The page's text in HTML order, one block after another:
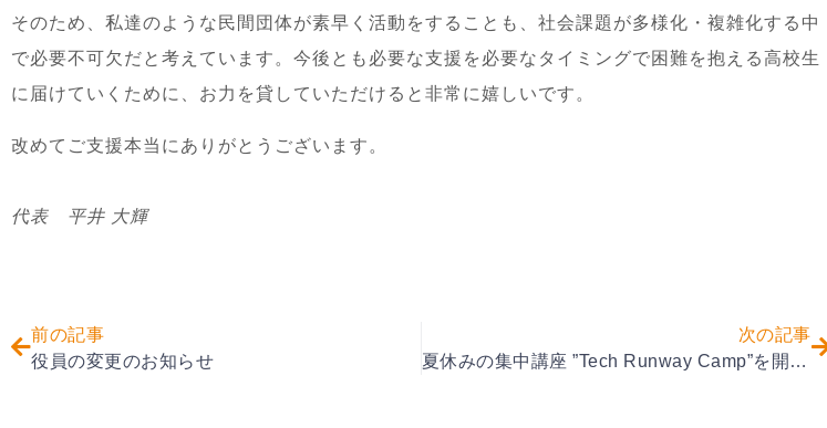
そのため、私達のような民間団体が素早く活動をすることも、社会課題が多様化・複雑化する中
で必要不可欠だと考えています。今後とも必要な支援を必要なタイミングで困難を抱える高校生
に届けていくために、お力を貸していただけると非常に嬉しいです。
改めてご支援本当にありがとうございます。
代表 平井 大輝
前の記事
役員の変更のお知らせ
次の記事
夏休みの集中講座 ”Tech Runway Camp”を開催しました